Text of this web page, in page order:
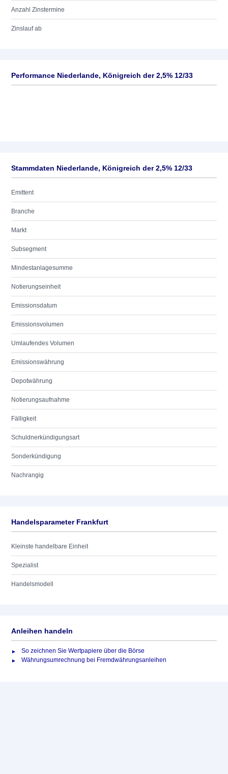
Anzahl Zinstermine
Zinslauf ab
Performance Niederlande, Königreich der 2,5% 12/33
Stammdaten Niederlande, Königreich der 2,5% 12/33
Emittent
Branche
Markt
Subsegment
Mindestanlagesumme
Notierungseinheit
Emissionsdatum
Emissionsvolumen
Umlaufendes Volumen
Emissionswährung
Depotwährung
Notierungsaufnahme
Fälligkeit
Schuldnerkündigungsart
Sonderkündigung
Nachrangig
Handelsparameter Frankfurt
Kleinste handelbare Einheit
Spezialist
Handelsmodell
Anleihen handeln
So zeichnen Sie Wertpapiere über die Börse
Währungsumrechnung bei Fremdwährungsanleihen